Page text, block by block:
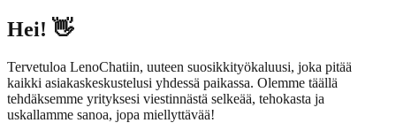
Hei! 👋
Tervetuloa LenoChatiin, uuteen suosikkityökaluusi, joka pitää
kaikki asiakaskeskustelusi yhdessä paikassa. Olemme täällä
tehdäksemme yrityksesi viestinnästä selkeää, tehokasta ja
uskallamme sanoa, jopa miellyttävää!